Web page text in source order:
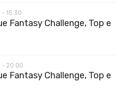
15:30
Fantasy Challenge, Top e
- 20:00
Fantasy Challenge, Top e